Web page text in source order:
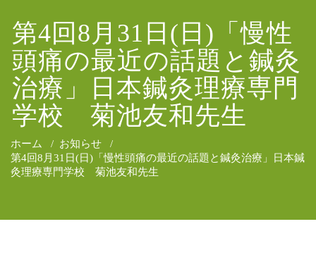
第4回8月31日(日)「慢性
頭痛の最近の話題と鍼灸
治療」日本鍼灸理療専門
学校 菊池友和先生
ホーム / お知らせ /
第4回8月31日(日)「慢性頭痛の最近の話題と鍼灸治療」日本鍼
灸理療専門学校 菊池友和先生